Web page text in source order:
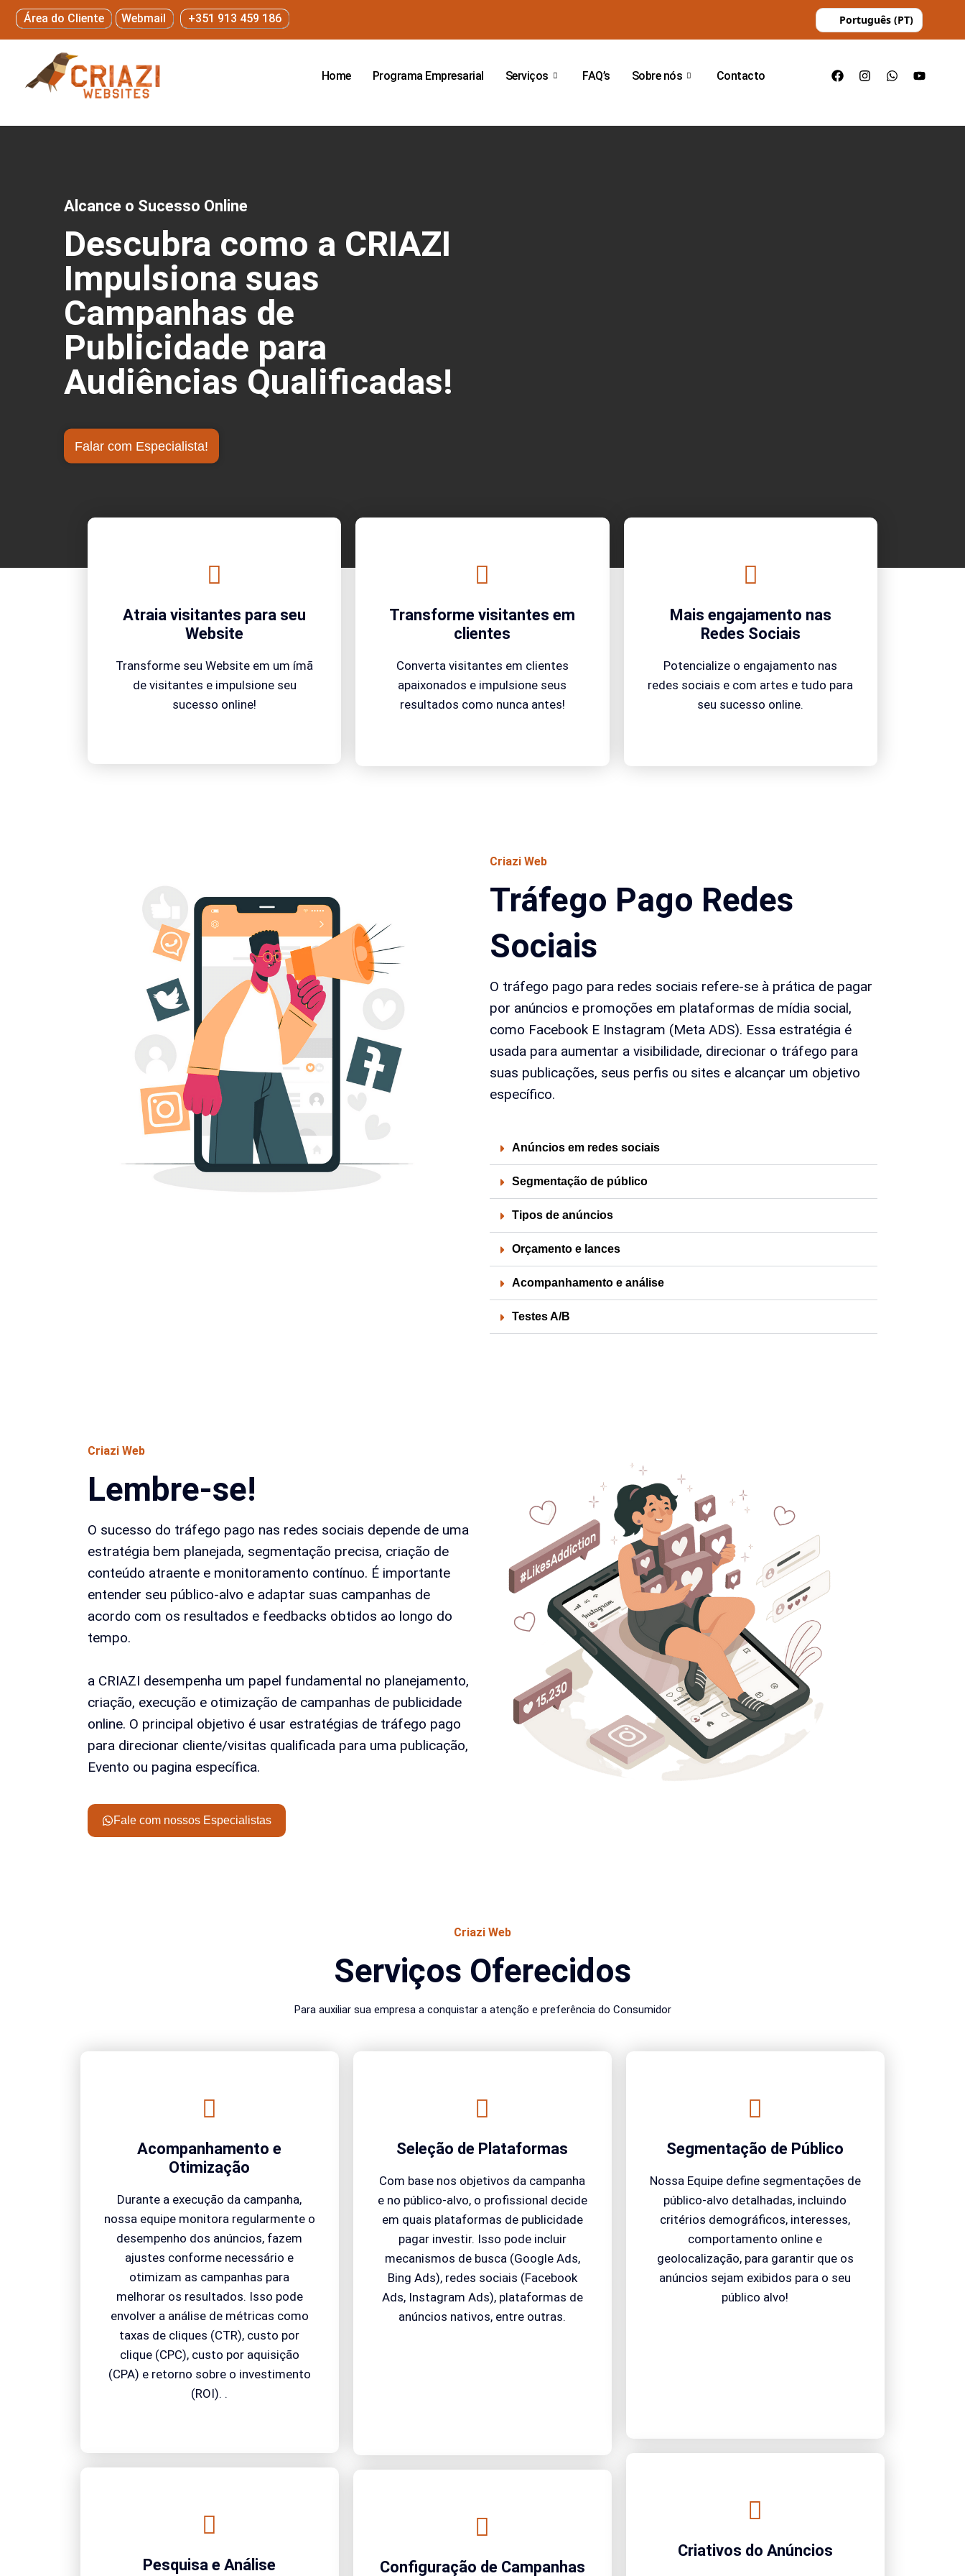
Área do Cliente Webmail +351 913 459 186 Português (PT)
Home Programa Empresarial Serviços FAQ’s Sobre nós Contacto
Alcance o Sucesso Online
Descubra como a CRIAZI
Impulsiona suas
Campanhas de
Publicidade para
Audiências Qualificadas!
Falar com Especialista!
Atraia visitantes para seu
Website
Transforme seu Website em um ímã
de visitantes e impulsione seu
sucesso online!
Transforme visitantes em
clientes
Converta visitantes em clientes
apaixonados e impulsione seus
resultados como nunca antes!
Mais engajamento nas
Redes Sociais
Potencialize o engajamento nas
redes sociais e com artes e tudo para
seu sucesso online.
Criazi Web
Tráfego Pago Redes
Sociais
O tráfego pago para redes sociais refere-se à prática de pagar
por anúncios e promoções em plataformas de mídia social,
como Facebook E Instagram (Meta ADS). Essa estratégia é
usada para aumentar a visibilidade, direcionar o tráfego para
suas publicações, seus perfis ou sites e alcançar um objetivo
específico.
Anúncios em redes sociais
Segmentação de público
Tipos de anúncios
Orçamento e lances
Acompanhamento e análise
Testes A/B
Criazi Web
Lembre-se!
O sucesso do tráfego pago nas redes sociais depende de uma
estratégia bem planejada, segmentação precisa, criação de
conteúdo atraente e monitoramento contínuo. É importante
entender seu público-alvo e adaptar suas campanhas de
acordo com os resultados e feedbacks obtidos ao longo do
tempo.
a CRIAZI desempenha um papel fundamental no planejamento,
criação, execução e otimização de campanhas de publicidade
online. O principal objetivo é usar estratégias de tráfego pago
para direcionar cliente/visitas qualificada para uma publicação,
Evento ou pagina específica.
Fale com nossos Especialistas
Criazi Web
Serviços Oferecidos
Para auxiliar sua empresa a conquistar a atenção e preferência do Consumidor
Acompanhamento e
Otimização
Durante a execução da campanha,
nossa equipe monitora regularmente o
desempenho dos anúncios, fazem
ajustes conforme necessário e
otimizam as campanhas para
melhorar os resultados. Isso pode
envolver a análise de métricas como
taxas de cliques (CTR), custo por
clique (CPC), custo por aquisição
(CPA) e retorno sobre o investimento
(ROI). .
Pesquisa e Análise
Seleção de Plataformas
Com base nos objetivos da campanha
e no público-alvo, o profissional decide
em quais plataformas de publicidade
pagar investir. Isso pode incluir
mecanismos de busca (Google Ads,
Bing Ads), redes sociais (Facebook
Ads, Instagram Ads), plataformas de
anúncios nativos, entre outras.
Configuração de Campanhas
Segmentação de Público
Nossa Equipe define segmentações de
público-alvo detalhadas, incluindo
critérios demográficos, interesses,
comportamento online e
geolocalização, para garantir que os
anúncios sejam exibidos para o seu
público alvo!
Criativos do Anúncios